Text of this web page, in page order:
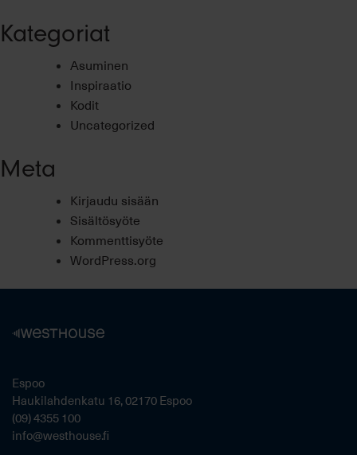
Kategoriat
Asuminen
Inspiraatio
Kodit
Uncategorized
Meta
Kirjaudu sisään
Sisältösyöte
Kommenttisyöte
WordPress.org
Espoo
Haukilahdenkatu 16, 02170 Espoo
(09) 4355 100
info@westhouse.fi